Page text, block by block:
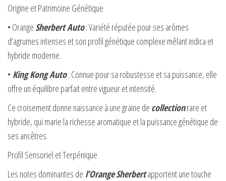
Origine et Patrimoine Génétique
• OrangeSherbert Auto: Variété réputée pour ses arômes
d’agrumes intenses et son profil génétique complexe mêlant indica et
hybride moderne.
• King Kong Auto: Connue pour sa robustesse et sa puissance, elle
offre un équilibre parfait entre vigueur et intensité.
Ce croisement donne naissance à une graine de collectionrare et
hybride, qui marie la richesse aromatique et la puissance génétique de
ses ancêtres.
Profil Sensoriel et Terpénique
Les notes dominantes de l’OrangeSherbertapportent une touche